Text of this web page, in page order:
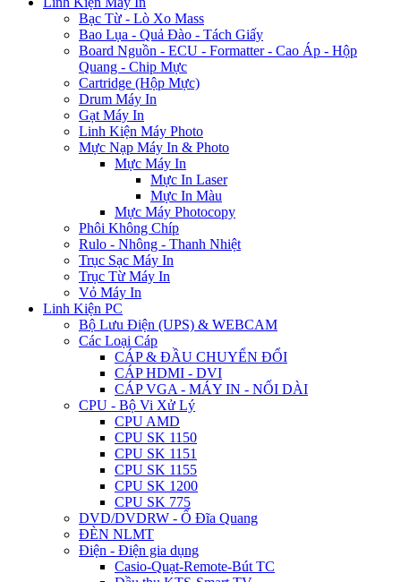
Bạc Từ - Lò Xo Mass
Bao Lụa - Quả Đào - Tách Giấy
Board Nguồn - ECU - Formatter - Cao Áp - Hộp
Quang - Chip Mực
Cartridge (Hộp Mực)
Drum Máy In
Gạt Máy In
Linh Kiện Máy Photo
Mực Nạp Máy In & Photo
Mực Máy In
Mực In Laser
Mực In Màu
Mực Máy Photocopy
Phôi Không Chíp
Rulo - Nhông - Thanh Nhiệt
Trục Sạc Máy In
Trục Từ Máy In
Vỏ Máy In
Linh Kiện PC
Bộ Lưu Điện (UPS) & WEBCAM
Các Loại Cáp
CÁP & ĐẦU CHUYỂN ĐỔI
CÁP HDMI - DVI
CÁP VGA - MÁY IN - NỐI DÀI
CPU - Bộ Vi Xử Lý
CPU AMD
CPU SK 1150
CPU SK 1151
CPU SK 1155
CPU SK 1200
CPU SK 775
DVD/DVDRW - Ổ Đĩa Quang
ĐÈN NLMT
Điện - Điện gia dụng
Casio-Quạt-Remote-Bút TC